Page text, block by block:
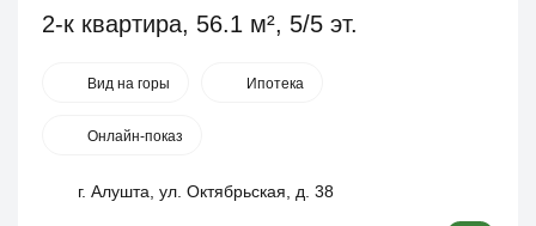
2-к квартира, 56.1 м², 5/5 эт.
Вид на горы Ипотека
Онлайн-показ
г. Алушта, ул. Октябрьская, д. 38